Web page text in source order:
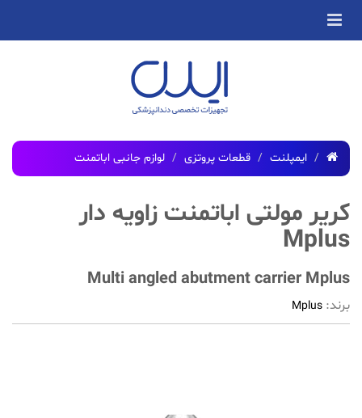
ایمپلنت قطعات پروتزی لوازم جانبی اباتمنت
کریر مولتی اباتمنت زاویه دار
Mplus
Multi angled abutment carrier Mplus
برند: Mplus